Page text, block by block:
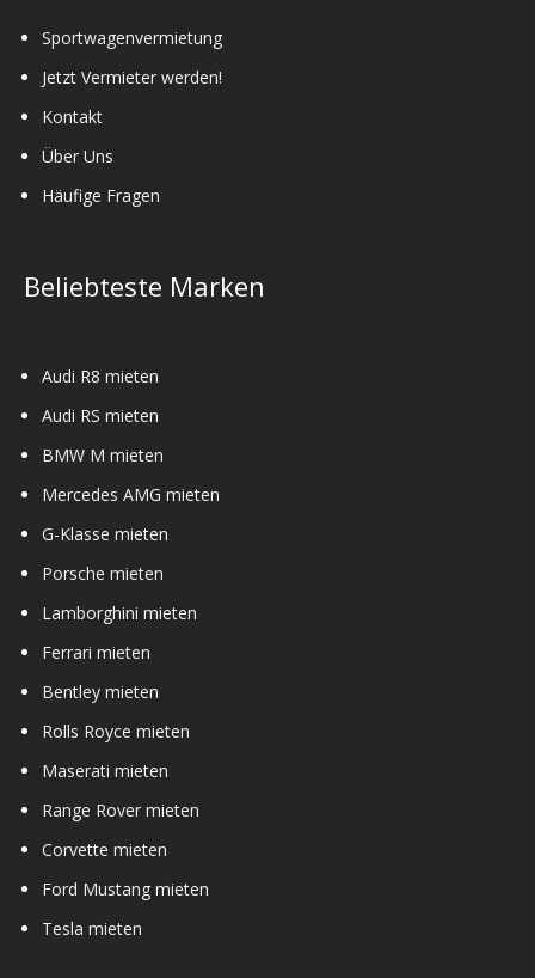
Sportwagenvermietung
Jetzt Vermieter werden!
Kontakt
Über Uns
Häufige Fragen
Beliebteste Marken
Audi R8 mieten
Audi RS mieten
BMW M mieten
Mercedes AMG mieten
G-Klasse mieten
Porsche mieten
Lamborghini mieten
Ferrari mieten
Bentley mieten
Rolls Royce mieten
Maserati mieten
Range Rover mieten
Corvette mieten
Ford Mustang mieten
Tesla mieten